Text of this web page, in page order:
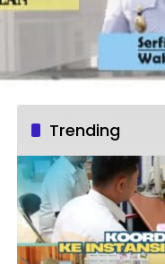
Trending